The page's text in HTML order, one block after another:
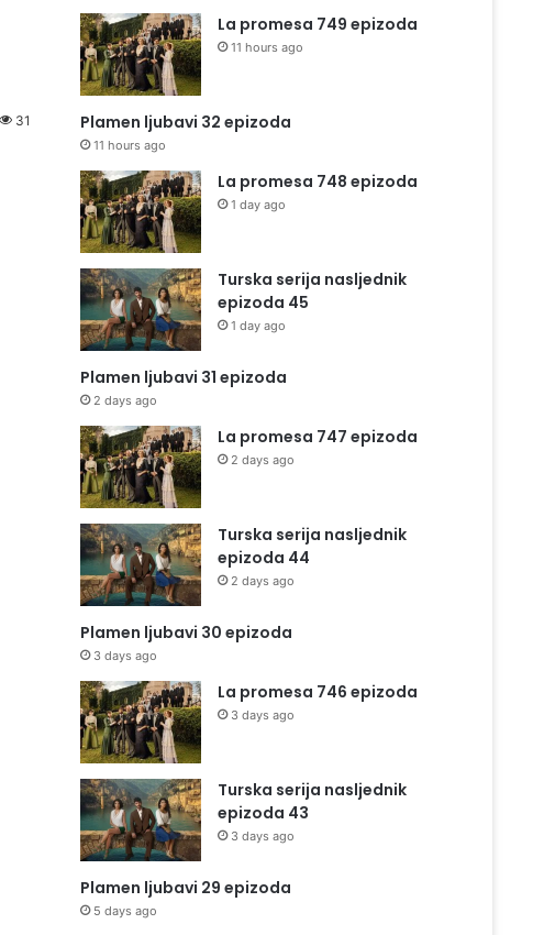
31
La promesa 749 epizoda
11 hours ago
Plamen ljubavi 32 epizoda
11 hours ago
La promesa 748 epizoda
1 day ago
Turska serija nasljednik
epizoda 45
1 day ago
Plamen ljubavi 31 epizoda
2 days ago
La promesa 747 epizoda
2 days ago
Turska serija nasljednik
epizoda 44
2 days ago
Plamen ljubavi 30 epizoda
3 days ago
La promesa 746 epizoda
3 days ago
Turska serija nasljednik
epizoda 43
3 days ago
Plamen ljubavi 29 epizoda
5 days ago